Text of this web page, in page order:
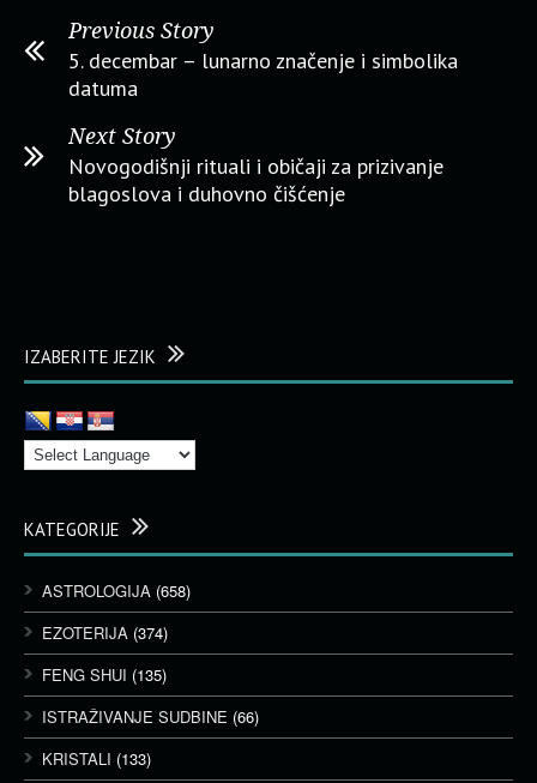
Previous Story
5. decembar – lunarno značenje i simbolika
datuma
Next Story
Novogodišnji rituali i običaji za prizivanje
blagoslova i duhovno čišćenje
IZABERITE JEZIK
KATEGORIJE
ASTROLOGIJA (658)
EZOTERIJA (374)
FENG SHUI (135)
ISTRAŽIVANJE SUDBINE (66)
KRISTALI (133)